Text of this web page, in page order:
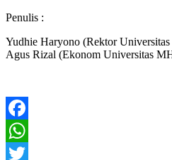
Penulis :
Yudhie Haryono (Rektor Universitas
Agus Rizal (Ekonom Universitas
Facebook
WhatsApp